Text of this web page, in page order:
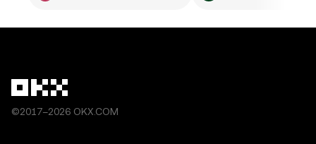
©2017–2026 OKX.COM